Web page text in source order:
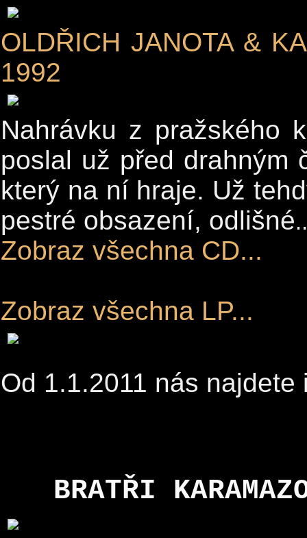
OLDŘICH JANOTA &
1992
Nahrávku z pražského
poslal už před drahným
který na ní hraje. Už
pestré obsazení, odlišné
Zobraz všechna CD...
Zobraz všechna LP...
Od 1.1.2011 nás
BRATŘI